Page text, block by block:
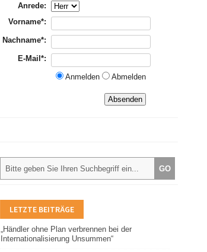
Anrede:
Vorname*:
Nachname*:
E-Mail*:
Anmelden Abmelden
LETZTE BEITRÄGE
„Händler ohne Plan verbrennen bei der
Internationalisierung Unsummen“